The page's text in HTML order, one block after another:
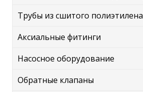
Трубы из сшитого полиэтилена
Аксиальные фитинги
Насосное оборудование
Обратные клапаны